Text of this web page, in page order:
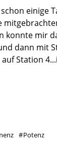
einige
konnte mir
dann mit
Station
Potenz